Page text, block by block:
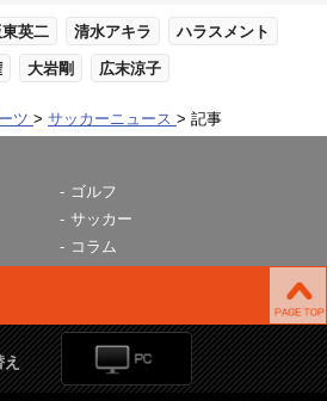
英二 清水アキラ ハラスメント
大岩剛 広末涼子
ツ サッカーニュース 記事
ゴルフ
サッカー
コラム
え